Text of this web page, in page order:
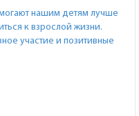
нашим детям лучше
к взрослой жизни.
участие и позитивные